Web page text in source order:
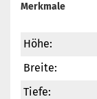
Merkmale
Höhe:
Breite:
Tiefe: